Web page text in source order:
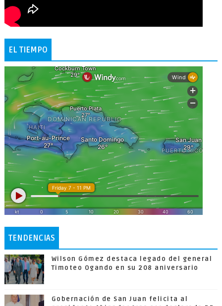
EL TIEMPO
TENDENCIAS
Wilson Gómez destaca legado del general
Timoteo Ogando en su 208 aniversario
Gobernación de San Juan felicita al